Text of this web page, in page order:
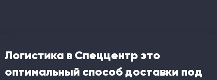
Логистика в Спеццентр это
оптимальный способ доставки под